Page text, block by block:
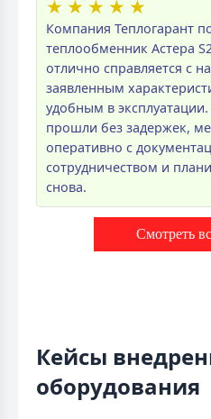
★ ★ ★ ★ ★
Компания Теплогарант
теплообменник Астера
отлично справляется с
заявленным
удобным в эксплуатации.
прошли без задержек,
оперативно с
сотрудничеством и
снова.
Смотреть
Кейсы
оборудования